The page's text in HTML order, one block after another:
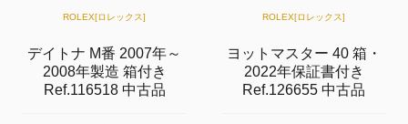
ROLEX[ロレックス]
デイトナ M番 2007年～
2008年製造 箱付き
Ref.116518 中古品
ROLEX[ロレックス]
ヨットマスター 40 箱・
2022年保証書付き
Ref.126655 中古品